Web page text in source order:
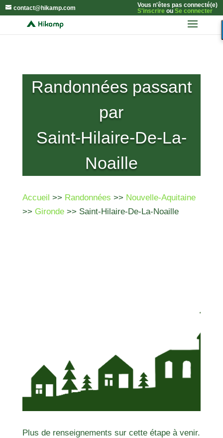
contact@hikamp.com
Vous n'êtes pas connecté(e)
S'inscrireou Se connecter
Randonnées passant
par
Saint-Hilaire-De-La-
Noaille
Accueil >> Randonnées >> Nouvelle-Aquitaine
>> Gironde>> Saint-Hilaire-De-La-Noaille
Plus de renseignements sur cette étape à venir.